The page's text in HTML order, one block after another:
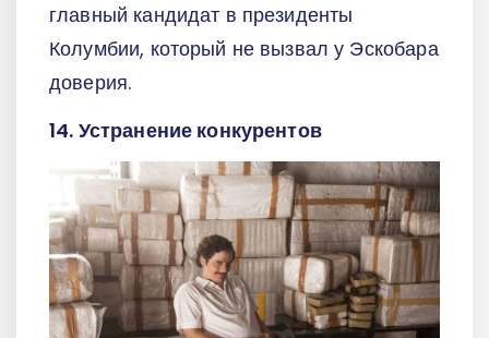
главный кандидат в президенты
Колумбии, который не вызвал у Эскобара
доверия.
14. Устранение конкурентов